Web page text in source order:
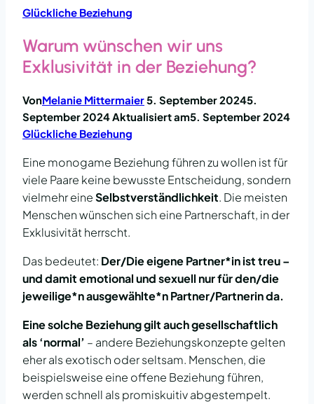
Glückliche Beziehung
Warum wünschen wir uns
Exklusivität in der Beziehung?
VonMelanie Mittermaier5. September 20245.
September 2024Aktualisiert am5. September 2024
Glückliche Beziehung
Eine monogame Beziehung führen zu wollen ist für
viele Paare keine bewusste Entscheidung, sondern
vielmehr eineSelbstverständlichkeit. Die meisten
Menschen wünschen sich eine Partnerschaft, in der
Exklusivität herrscht.
Das bedeutet: Der/Die eigene Partner*in ist treu –
und damit emotional und sexuell nur für den/die
jeweilige*n ausgewählte*n Partner/Partnerin da.
Eine solche Beziehung gilt auch gesellschaftlich
als ‘normal’ – andere Beziehungskonzepte gelten
eher als exotisch oder seltsam. Menschen, die
beispielsweise eine offene Beziehung führen,
werden schnell als promiskuitiv abgestempelt.